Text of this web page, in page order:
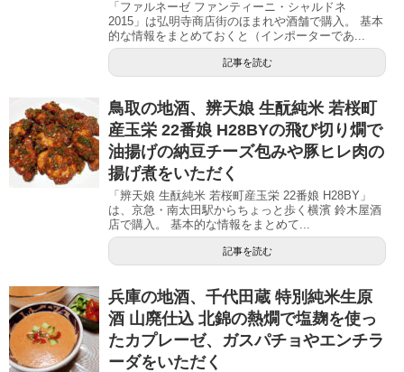
「ファルネーゼ ファンティーニ・シャルドネ
2015」は弘明寺商店街のほまれや酒舗で購入。 基本
的な情報をまとめておくと（インポーターであ...
記事を読む
鳥取の地酒、辨天娘 生酛純米 若桜町
産玉栄 22番娘 H28BYの飛び切り燗で
油揚げの納豆チーズ包みや豚ヒレ肉の
揚げ煮をいただく
「辨天娘 生酛純米 若桜町産玉栄 22番娘 H28BY」
は、京急・南太田駅からちょっと歩く横濱 鈴木屋酒
店で購入。 基本的な情報をまとめて...
記事を読む
兵庫の地酒、千代田蔵 特別純米生原
酒 山廃仕込 北錦の熱燗で塩麹を使っ
たカプレーゼ、ガスパチョやエンチラ
ーダをいただく